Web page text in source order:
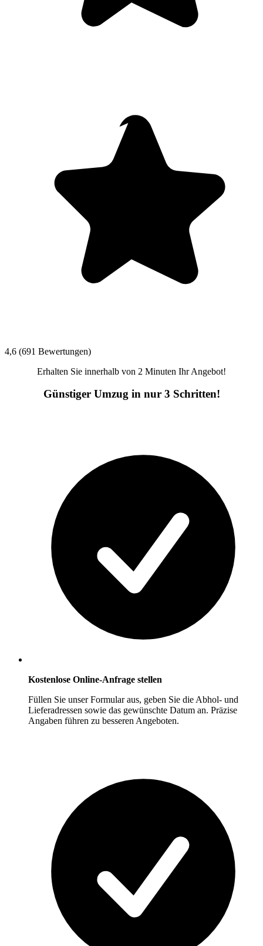
4,6 (691 Bewertungen)
Erhalten Sie innerhalb von 2 Minuten Ihr Angebot!
Günstiger Umzug in nur 3 Schritten!
Kostenlose Online-Anfrage stellen
Füllen Sie unser Formular aus, geben Sie die Abhol- und
Lieferadressen sowie das gewünschte Datum an. Präzise
Angaben führen zu besseren Angeboten.